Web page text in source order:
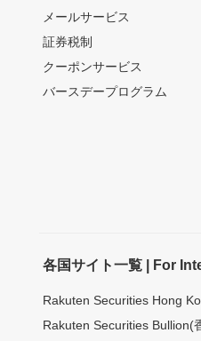
メールサービス
証券税制
クーポンサービス
バースデープログラム
各国サイト一覧 | For
Rakuten Securities Hong
Rakuten Securities Bullion(